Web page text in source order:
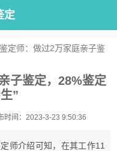
定
定师：做过2万家庭亲子鉴
子鉴定，28%鉴定
”
时间：2023-3-23 9:50:36
师介绍可知，在其工作11